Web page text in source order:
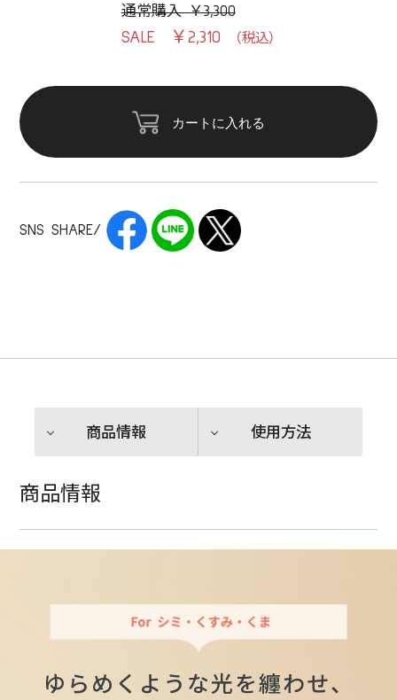
通常購入 ￥3,300
￥2,310
カートに入れる
SNS SHARE/
商品情報 使用方法
商品情報
ゆらめくような光を纏わせ、